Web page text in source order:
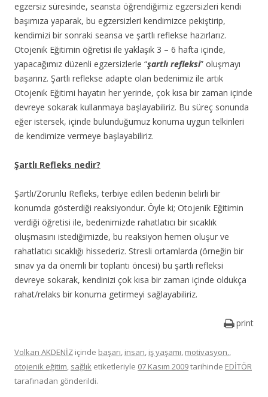
egzersiz süresinde, seansta öğrendiğimiz egzersizleri kendi
başımıza yaparak, bu egzersizleri kendimizce pekiştirip,
kendimizi bir sonraki seansa ve şartlı reflekse hazırlarız.
Otojenik Eğitimin öğretisi ile yaklaşık 3 – 6 hafta içinde,
yapacağımız düzenli egzersizlerle “şartlı refleksi” oluşmayı
başarırız. Şartlı reflekse adapte olan bedenimiz ile artık
Otojenik Eğitimi hayatın her yerinde, çok kısa bir zaman içinde
devreye sokarak kullanmaya başlayabiliriz. Bu süreç sonunda
eğer istersek, içinde bulunduğumuz konuma uygun telkinleri
de kendimize vermeye başlayabiliriz.
Şartlı Refleks nedir?
Şartlı/Zorunlu Refleks, terbiye edilen bedenin belirli bir
konumda gösterdiği reaksiyondur. Öyle ki; Otojenik Eğitimin
verdiği öğretisi ile, bedenimizde rahatlatıcı bir sıcaklık
oluşmasını istediğimizde, bu reaksiyon hemen oluşur ve
rahatlatıcı sıcaklığı hissederiz. Stresli ortamlarda (örneğin bir
sınav ya da önemli bir toplantı öncesi) bu şartlı refleksi
devreye sokarak, kendinizi çok kısa bir zaman içinde oldukça
rahat/relaks bir konuma getirmeyi sağlayabiliriz.
print
Volkan AKDENİZ içinde başarı, insan, iş yaşamı, motivasyon.,
otojenik eğitim, sağlık etiketleriyle 07 Kasım 2009tarihinde EDİTÖR
tarafınadan gönderildi.